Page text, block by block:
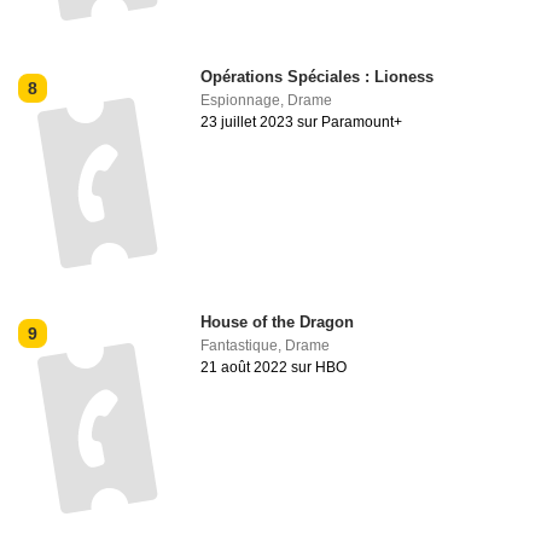
8
Opérations Spéciales : Lioness
Espionnage, Drame
23 juillet 2023 sur Paramount+
9
House of the Dragon
Fantastique, Drame
21 août 2022 sur HBO